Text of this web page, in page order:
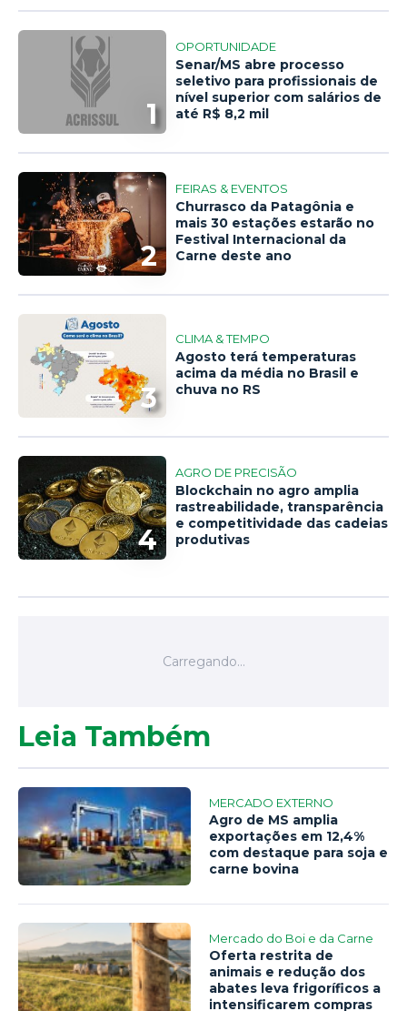
1
OPORTUNIDADE
Senar/MS abre processo
seletivo para profissionais de
nível superior com salários de
até R$ 8,2 mil
2
FEIRAS & EVENTOS
Churrasco da Patagônia e
mais 30 estações estarão no
Festival Internacional da
Carne deste ano
3
CLIMA & TEMPO
Agosto terá temperaturas
acima da média no Brasil e
chuva no RS
4
AGRO DE PRECISÃO
Blockchain no agro amplia
rastreabilidade, transparência
e competitividade das cadeias
produtivas
Leia Também
MERCADO EXTERNO
Agro de MS amplia
exportações em 12,4%
com destaque para soja e
carne bovina
Mercado do Boi e da Carne
Oferta restrita de
animais e redução dos
abates leva frigoríficos a
intensificarem compras